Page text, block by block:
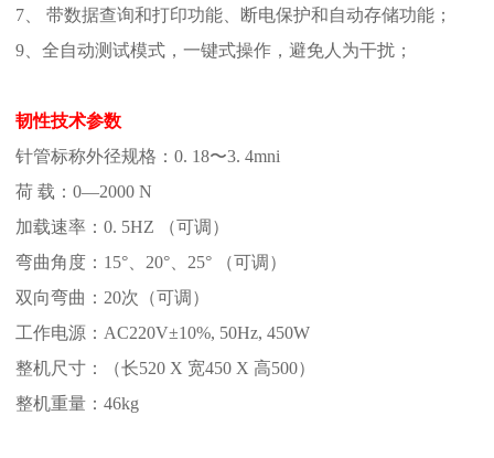
7、
带数据查询和打印功能、断电保护和自动存储功能；
9、全自动测试模式，一键式操作，避免人为干扰；
韧性技术参数
针管标称外径规格 ： 0. 18〜3. 4mni
荷 载 ： 0—2000 N
加载速率： 0. 5HZ
（可调）
弯曲角度： 15°、20°、25° （可调）
双向弯曲 ： 20次（可调）
工作电源： AC220V±10%, 50Hz, 450W
整机尺寸： （长520 X 宽450 X 高500）
整机重量： 46kg